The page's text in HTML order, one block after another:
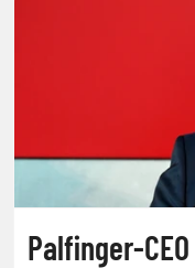
Palfinger-